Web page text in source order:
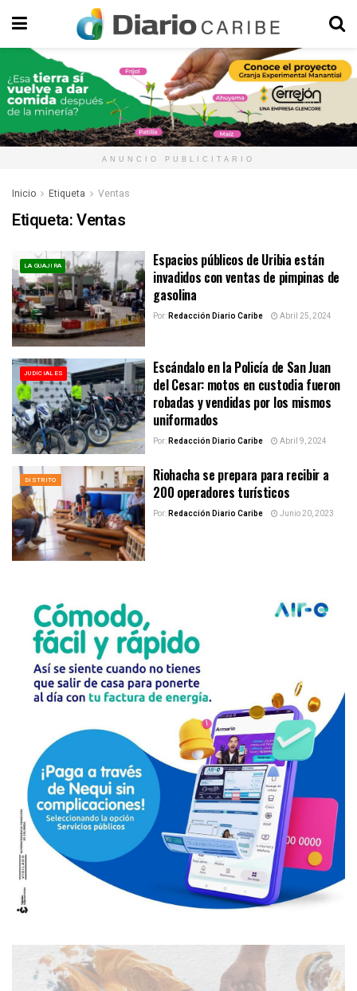
ANUNCIO PUBLICITARIO
Inicio Etiqueta Ventas
Etiqueta:Ventas
LA GUAJIRA
Espacios públicos de Uribia están
invadidos con ventas de pimpinas de
gasolina
Por:Redacción Diario Caribe Abril 25, 2024
JUDICIALES
Escándalo en la Policía de San Juan
del Cesar: motos en custodia fueron
robadas y vendidas por los mismos
uniformados
Por:Redacción Diario Caribe Abril 9, 2024
DISTRITO
Riohacha se prepara para recibir a
200 operadores turísticos
Por:Redacción Diario Caribe Junio 20, 2023